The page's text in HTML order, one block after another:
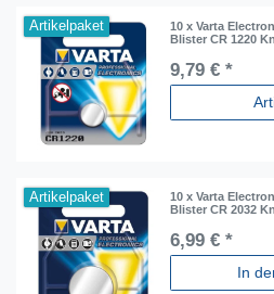
Artikelpaket
10 x Varta
Blister CR 1220
9,79 € *
Artikelpaket
10 x Varta
Blister CR 2032
6,99 € *
In